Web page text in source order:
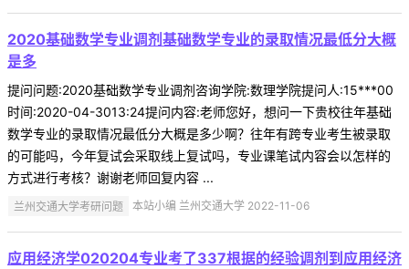
2020基础数学专业调剂基础数学专业的录取情况最低分大概
是多
提问问题:2020基础数学专业调剂咨询学院:数理学院提问人:15***00
时间:2020-04-3013:24提问内容:老师您好，想问一下贵校往年基础
数学专业的录取情况最低分大概是多少啊？往年有跨专业考生被录取
的可能吗，今年复试会采取线上复试吗，专业课笔试内容会以怎样的
方式进行考核？谢谢老师回复内容 ...
兰州交通大学考研问题 本站小编 兰州交通大学 2022-11-06
应用经济学020204专业考了337根据的经验调剂到应用经济